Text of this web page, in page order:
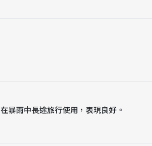
暴雨中長途旅行使用，表現良好。